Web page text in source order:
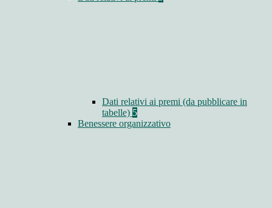
Dati relativi ai premi (da pubblicare in
tabelle) 5
Benessere organizzativo